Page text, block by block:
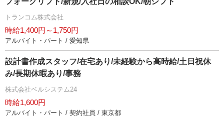
トランコム株式会社
時給1,400円～1,750円
アルバイト・パート / 愛知県
設計書作成スタッフ/在宅あり/未経験から高時給/土日祝休
み/長期休暇あり/事務
株式会社ベルシステム24
時給1,600円
アルバイト・パート / 契約社員 / 東京都